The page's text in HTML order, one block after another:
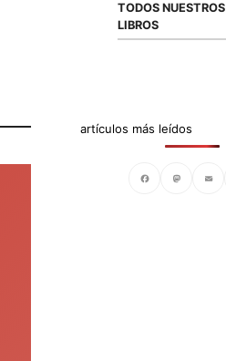
TODOS NUESTROS
LIBROS
artículos más leídos